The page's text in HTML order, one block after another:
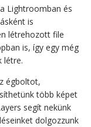
Lightroomban és
is
létrehozott file
is, így egy még
létre.
égboltot,
több képet
segít nekünk
dolgozzunk